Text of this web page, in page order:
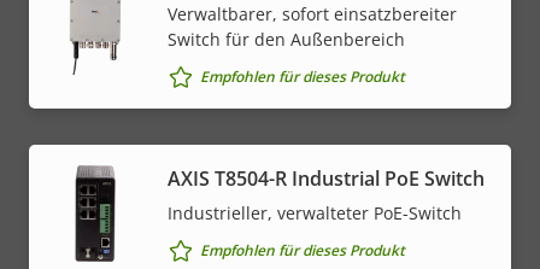
Verwaltbarer, sofort einsatzbereiter
Switch für den Außenbereich
Empfohlen für dieses Produkt
AXIS T8504-R Industrial PoE Switch
Industrieller, verwalteter PoE-Switch
Empfohlen für dieses Produkt